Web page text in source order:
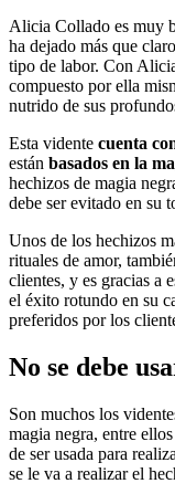
Alicia Collado es muy
ha dejado más que
tipo de labor. Con
compuesto por ella
nutrido de sus
Esta vidente cuenta
están basados en la
hechizos de magia
debe ser evitado en su
Unos de los hechizos
rituales de amor,
clientes, y es gracias a
el éxito rotundo en su
preferidos por los
No se debe
Son muchos los
magia negra, entre
de ser usada para
se le va a realizar el